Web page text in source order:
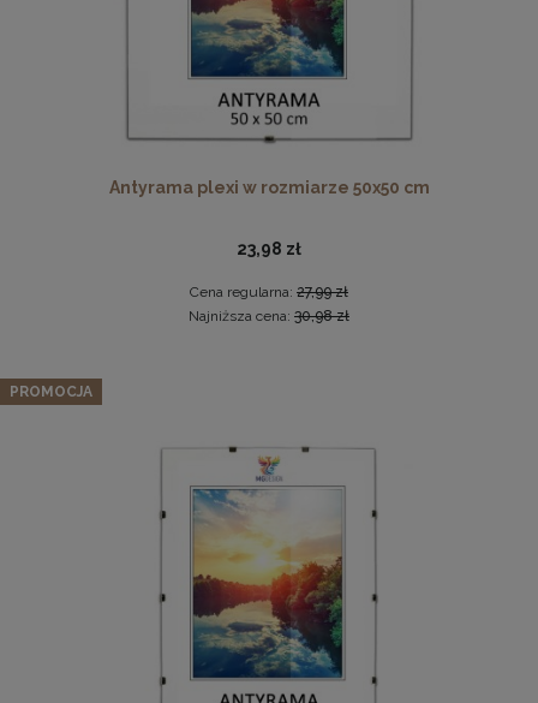
Drewniana ramka, rama na zdjęcia, obrazy w rozmiarze
44,99 zł
Zestaw 10 szt. antyram w rozmiarze 24 x 30 cm
39,89 zł
Cena regularna:
Najniższa cena:
DO KOSZYKA
Antyrama plexi w rozmiarze 50x50 cm
23,98 zł
Cena regularna: 27,99 zł
Najniższa cena: 30,98 zł
PROMOCJA